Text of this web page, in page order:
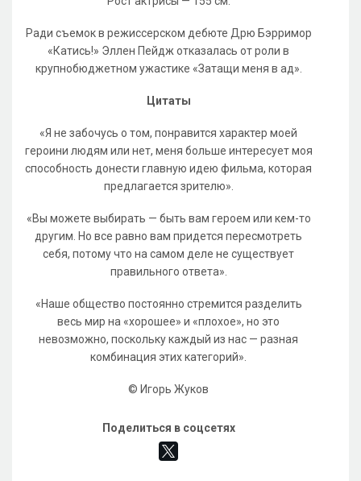
Ради съемок в режиссерском дебюте Дрю Бэрримор
«Катись!» Эллен Пейдж отказалась от роли в
крупнобюджетном ужастике «Затащи меня в ад».
Цитаты
«Я не забочусь о том, понравится характер моей
героини людям или нет, меня больше интересует моя
способность донести главную идею фильма, которая
предлагается зрителю».
«Вы можете выбирать — быть вам героем или кем-то
другим. Но все равно вам придется пересмотреть
себя, потому что на самом деле не существует
правильного ответа».
«Наше общество постоянно стремится разделить
весь мир на «хорошее» и «плохое», но это
невозможно, поскольку каждый из нас — разная
комбинация этих категорий».
© Игорь Жуков
Поделиться в соцсетях